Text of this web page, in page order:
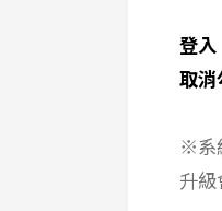
登入
取消
※系
升級